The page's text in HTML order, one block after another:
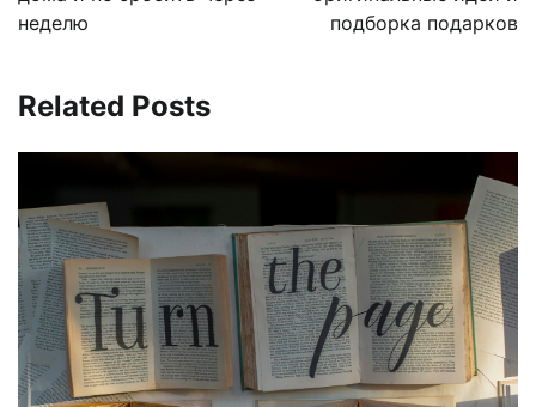
неделю
подборка подарков
Related Posts